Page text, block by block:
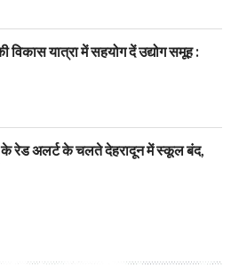
विकास यात्रा में सहयोग दें उद्योग समूह :
के रेड अलर्ट के चलते देहरादून में स्कूल बंद,